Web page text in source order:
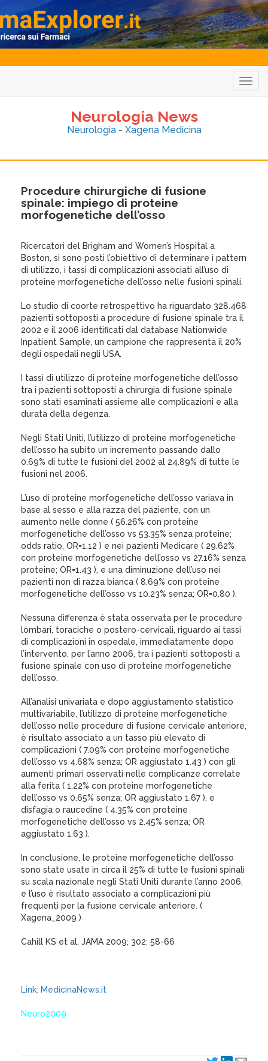
Neurologia News
Neurologia - Xagena Medicina
Procedure chirurgiche di fusione
spinale: impiego di proteine
morfogenetiche dell’osso
Ricercatori del Brigham and Women’s Hospital a
Boston, si sono posti l’obiettivo di determinare i pattern
di utilizzo, i tassi di complicazioni associati all’uso di
proteine morfogenetiche dell’osso nelle fusioni spinali.
Lo studio di coorte retrospettivo ha riguardato 328.468
pazienti sottoposti a procedure di fusione spinale tra il
2002 e il 2006 identificati dal database Nationwide
Inpatient Sample, un campione che rappresenta il 20%
degli ospedali negli USA.
I tassi di utilizzo di proteine morfogenetiche dell’osso
tra i pazienti sottoposti a chirurgia di fusione spinale
sono stati esaminati assieme alle complicazioni e alla
durata della degenza.
Negli Stati Uniti, l’utilizzo di proteine morfogenetiche
dell’osso ha subito un incremento passando dallo
0.69% di tutte le fusioni del 2002 al 24.89% di tutte le
fusioni nel 2006.
L’uso di proteine morfogenetiche dell’osso variava in
base al sesso e alla razza del paziente, con un
aumento nelle donne ( 56.26% con proteine
morfogenetiche dell’osso vs 53.35% senza proteine;
odds ratio, OR=1.12 ) e nei pazienti Medicare ( 29.62%
con proteine morfogenetiche dell’osso vs 27.16% senza
proteine; OR=1.43 ), e una diminuzione dell’uso nei
pazienti non di razza bianca ( 8.69% con proteine
morfogenetiche dell’osso vs 10.23% senza; OR=0.80 ).
Nessuna differenza è stata osservata per le procedure
lombari, toraciche o postero-cervicali, riguardo ai tassi
di complicazioni in ospedale, immediatamente dopo
l’intervento, per l’anno 2006, tra i pazienti sottoposti a
fusione spinale con uso di proteine morfogenetiche
dell’osso.
All’analisi univariata e dopo aggiustamento statistico
multivariabile, l’utilizzo di proteine morfogenetiche
dell’osso nelle procedure di fusione cervicale anteriore,
è risultato associato a un tasso più elevato di
complicazioni ( 7.09% con proteine morfogenetiche
dell’osso vs 4.68% senza; OR aggiustato 1.43 ) con gli
aumenti primari osservati nelle complicanze correlate
alla ferita ( 1.22% con proteine morfogenetiche
dell’osso vs 0.65% senza; OR aggiustato 1.67 ), e
disfagia o raucedine ( 4.35% con proteine
morfogenetiche dell’osso vs 2.45% senza; OR
aggiustato 1.63 ).
In conclusione, le proteine morfogenetiche dell’osso
sono state usate in circa il 25% di tutte le fusioni spinali
su scala nazionale negli Stati Uniti durante l’anno 2006,
e l’uso è risultato associato a complicazioni più
frequenti per la fusione cervicale anteriore. (
Xagena_2009 )
Cahill KS et al, JAMA 2009; 302: 58-66
Link: MedicinaNews.it
Neuro2009